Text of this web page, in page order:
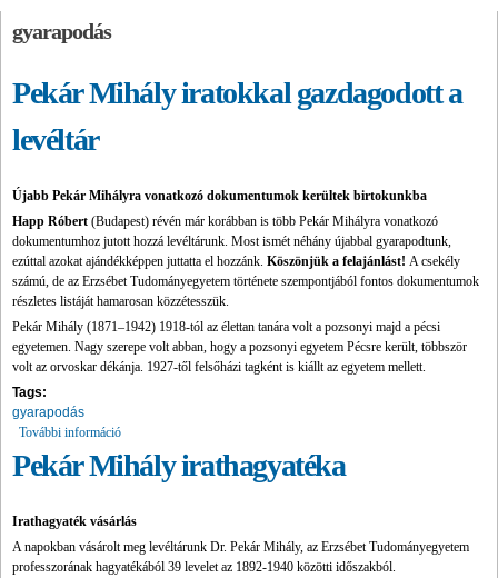
gyarapodás
Pekár Mihály iratokkal gazdagodott a
levéltár
Újabb Pekár Mihályra vonatkozó dokumentumok kerültek birtokunkba
Happ Róbert (Budapest) révén már korábban is több Pekár Mihályra vonatkozó
dokumentumhoz jutott hozzá levéltárunk. Most ismét néhány újabbal gyarapodtunk,
ezúttal azokat ajándékképpen juttatta el hozzánk. Köszönjük a felajánlást! A csekély
számú, de az Erzsébet Tudományegyetem története szempontjából fontos dokumentumok
részletes listáját hamarosan közzétesszük.
Pekár Mihály (1871–1942) 1918-tól az élettan tanára volt a pozsonyi majd a pécsi
egyetemen. Nagy szerepe volt abban, hogy a pozsonyi egyetem Pécsre került, többször
volt az orvoskar dékánja. 1927-től felsőházi tagként is kiállt az egyetem mellett.
Tags:
gyarapodás
További információ
kapcsolatosan
Pekár Mihály irathagyatéka
Irathagyaték vásárlás
A napokban vásárolt meg levéltárunk Dr. Pekár Mihály, az Erzsébet Tudományegyetem
professzorának hagyatékából 39 levelet az 1892-1940 közötti időszakból.